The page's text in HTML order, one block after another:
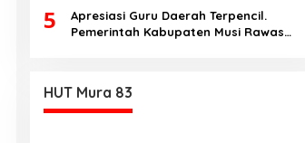
5
Apresiasi Guru Daerah Terpencil.
Pemerintah Kabupaten Musi Rawas
HUT Mura 83